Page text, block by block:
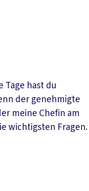
Tage hast du
der genehmigte
meine Chefin am
wichtigsten Fragen.